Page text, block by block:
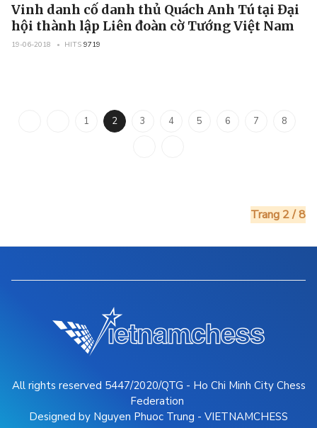
Vinh danh cố danh thủ Quách Anh Tú tại Đại
hội thành lập Liên đoàn cờ Tướng Việt Nam
19-06-2018 HITS 9719
1 2 3 4 5 6 7 8
Trang 2 / 8
All rights reserved 5447/2020/QTG - Ho Chi Minh City Chess
Federation
Designed by Nguyen Phuoc Trung - VIETNAMCHESS